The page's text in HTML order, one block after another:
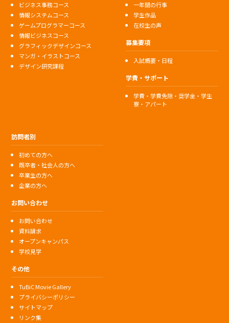
ビジネス事務コース
情報システムコース
ゲームプログラマーコース
情報ビジネスコース
グラフィックデザインコース
マンガ・イラストコース
デザイン研究課程
一年間の行事
学生作品
在校生の声
募集要項
入試概要・日程
学費・サポート
学費・学費免除・奨学金・学生
寮・アパート
訪問者別
初めての方へ
既卒者・社会人の方へ
卒業生の方へ
企業の方へ
お問い合わせ
お問い合わせ
資料請求
オープンキャンパス
学校見学
その他
TuBiC Movie Gallery
プライバシーポリシー
サイトマップ
リンク集